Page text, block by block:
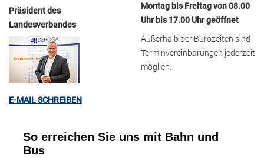
Präsident des
Landesverbandes
E-MAIL SCHREIBEN
Montag bis Freitag von 08.00
Uhr bis 17.00 Uhr geöffnet
Außerhalb der Bürozeiten sind
Terminvereinbarungen jederzeit
möglich.